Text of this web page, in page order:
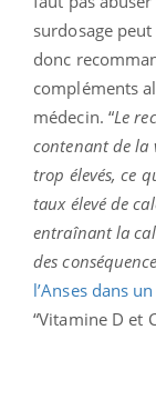
surdosage
donc
compléments
médecin. “Le
contenant de la
trop élevés, ce
taux élevé de
entraînant la
des
l’Anses dans
“Vitamine D et